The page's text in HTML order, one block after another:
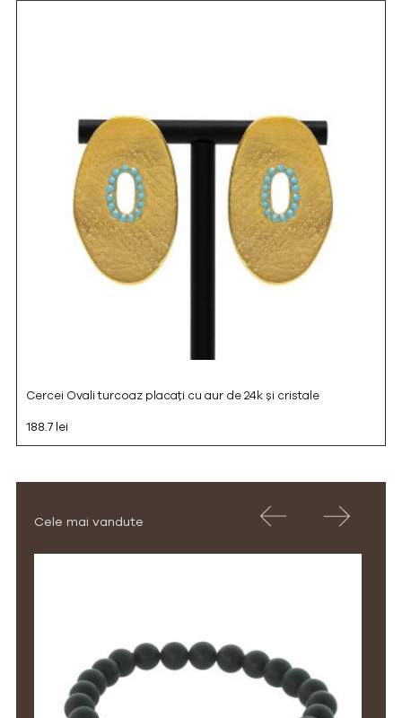
Cercei Ovali turcoaz placați cu aur de 24k și cristale
188.7 lei
Cele mai vandute